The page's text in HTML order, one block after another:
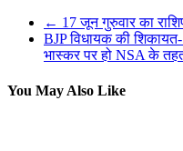
← 17 जून गुरुवार का
BJP विधायक की
भास्‍कर पर हो NSA के
You May Also Like